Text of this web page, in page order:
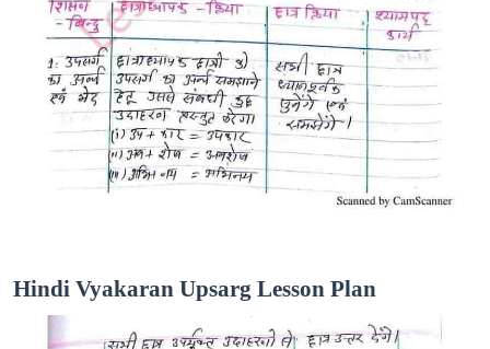
Hindi Vyakaran Upsarg Lesson Plan